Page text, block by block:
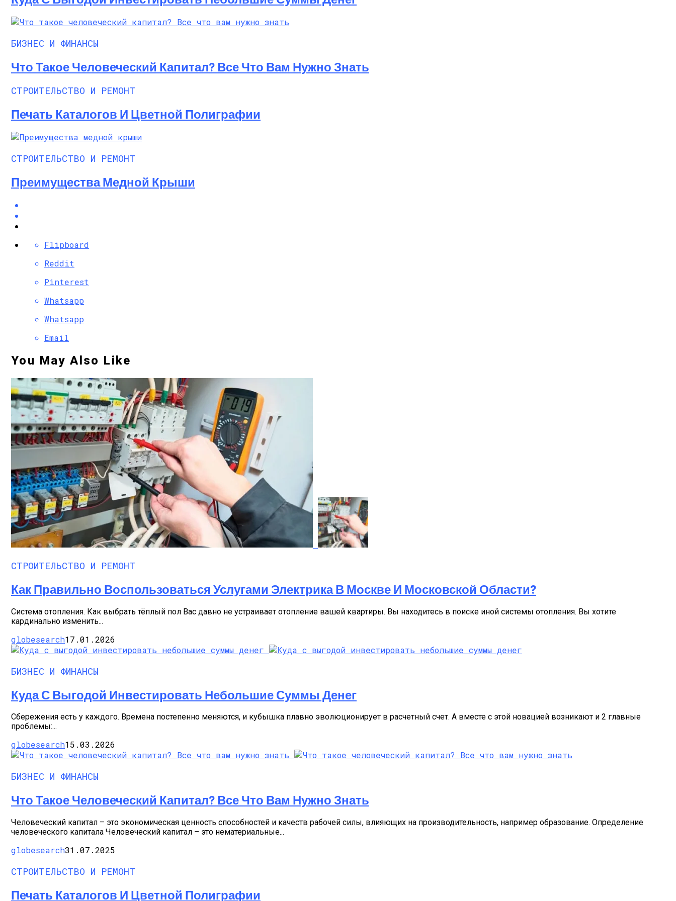
БИЗНЕС И ФИНАНСЫ
Что Такое Человеческий Капитал? Все Что Вам Нужно Знать
СТРОИТЕЛЬСТВО И РЕМОНТ
Печать Каталогов И Цветной Полиграфии
СТРОИТЕЛЬСТВО И РЕМОНТ
Преимущества Медной Крыши
Flipboard
Reddit
Pinterest
Whatsapp
Whatsapp
Email
You May Also Like
СТРОИТЕЛЬСТВО И РЕМОНТ
Как Правильно Воспользоваться Услугами Электрика В Москве И Московской Области?
Система отопления. Как выбрать тёплый пол Вас давно не устраивает отопление вашей квартиры. Вы находитесь в поиске иной системы отопления. Вы хотите
кардинально изменить...
globesearch17.01.2026
БИЗНЕС И ФИНАНСЫ
Куда С Выгодой Инвестировать Небольшие Суммы Денег
Сбережения есть у каждого. Времена постепенно меняются, и кубышка плавно эволюционирует в расчетный счет. А вместе с этой новацией возникают и 2 главные
проблемы:...
globesearch15.03.2026
БИЗНЕС И ФИНАНСЫ
Что Такое Человеческий Капитал? Все Что Вам Нужно Знать
Человеческий капитал – это экономическая ценность способностей и качеств рабочей силы, влияющих на производительность, например образование. Определение
человеческого капитала Человеческий капитал – это нематериальные...
globesearch31.07.2025
СТРОИТЕЛЬСТВО И РЕМОНТ
Печать Каталогов И Цветной Полиграфии